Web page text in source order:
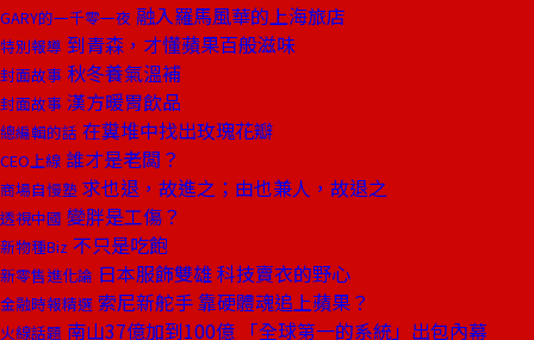
GARY的一千零一夜 融入羅馬風華的上海旅店
特別報導 到青森，才懂蘋果百般滋味
封面故事 秋冬養氣溫補
封面故事 漢方暖胃飲品
總編輯的話 在糞堆中找出玫瑰花瓣
CEO上線 誰才是老闆？
商場自慢塾 求也退，故進之；由也兼人，故退之
透視中國 變胖是工傷？
新物種Biz 不只是吃飽
新零售進化論 日本服飾雙雄 科技賣衣的野心
金融時報精選 索尼新舵手 靠硬體魂追上蘋果？
火線話題 南山37億加到100億 「全球第一的系統」出包內幕